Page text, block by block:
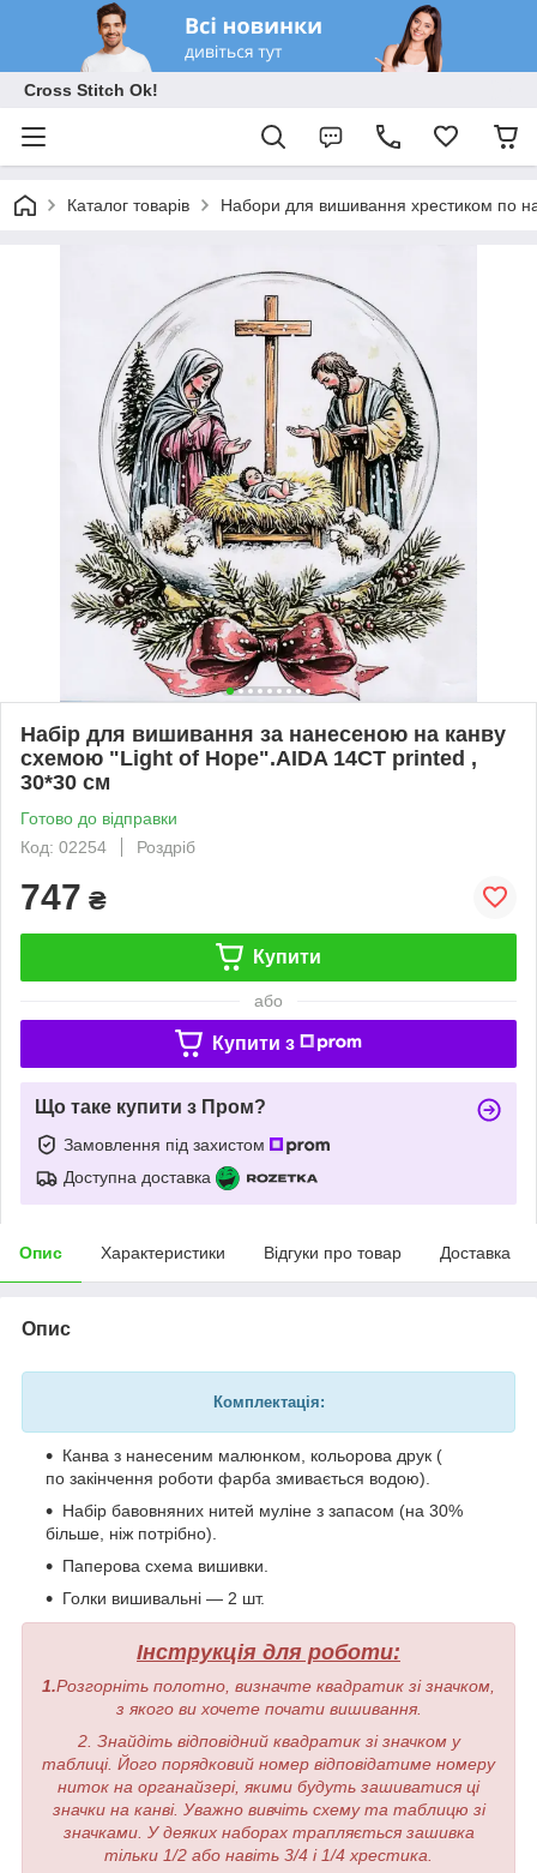
Cross Stitch Ok!
Каталог товарів Набори для вишивання хрестиком по
Набір для вишивання за нанесеною на канву
схемою "Light of Hope".AIDA 14CT printed ,
30*30 см
Готово до відправки
Код: 02254
Роздріб
747 ₴
Купити
або
Купити з
Що таке купити з Пром?
Замовлення під захистом
Доступна доставка
Опис Характеристики Відгуки про товар Доставка
Опис
Комплектація:
Канва з нанесеним малюнком, кольорова друк (
по закінчення роботи фарба змивається водою).
Набір бавовняних нитей муліне з запасом (на 30%
більше, ніж потрібно).
Паперова схема вишивки.
Голки вишивальні — 2 шт.
Інструкція для роботи:
1.Розгорніть полотно, визначте квадратик зі значком,
з якого ви хочете почати вишивання.
2. Знайдіть відповідний квадратик зі значком у
таблиці. Його порядковий номер відповідатиме номеру
ниток на органайзері, якими будуть зашиватися ці
значки на канві. Уважно вивчіть схему та таблицю зі
значками. У деяких наборах трапляється зашивка
тільки 1/2 або навіть 3/4 і 1/4 хрестика.